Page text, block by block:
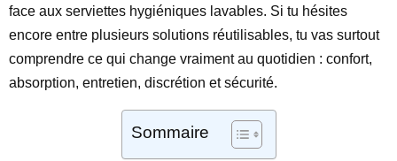
face aux serviettes hygiéniques lavables. Si tu hésites
encore entre plusieurs solutions réutilisables, tu vas surtout
comprendre ce qui change vraiment au quotidien : confort,
absorption, entretien, discrétion et sécurité.
Sommaire